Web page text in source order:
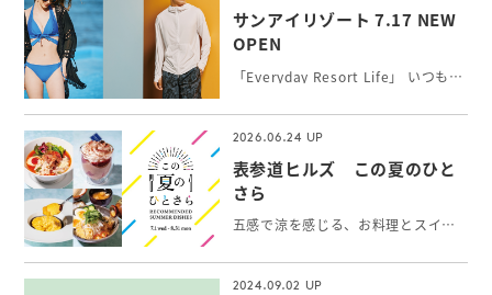
サンアイリゾート 7.17 NEW
OPEN
「Everyday Resort Life」 いつもワクワク感を感じたい！新しい自分に出会いたい！そんな女性の願いを叶えるトータルリゾートウェアを提案。 シルエットと機能性にこだわったトレンドの最新水着やインポート水着、長時間の外遊びに最高ランクUPF50+機能付水陸両用アクティブウェア、カップルでのご旅行にペアコーデもできるメンズ水着をお取り扱いしています。
2026.06.24
表参道ヒルズ この夏のひと
さら
五感で涼を感じる、お料理とスイーツ＆ドリンク。表参道で出会う、夏の「ひとさら」をお楽しみください。
2024.09.02